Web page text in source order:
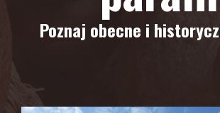
Poznaj obecne i